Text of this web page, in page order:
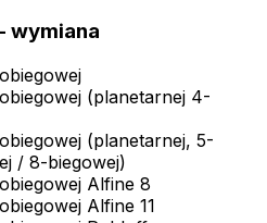
wymiana
(planetarnej 4-
(planetarnej, 5-
/ 8-biegowej)
Alfine 8
Alfine 11